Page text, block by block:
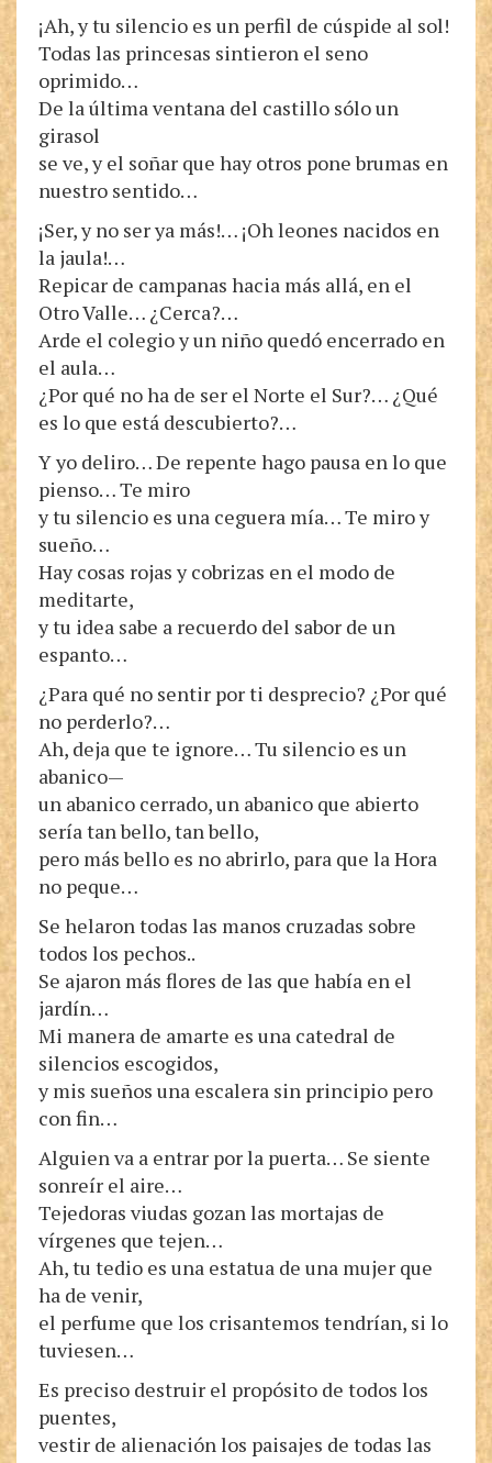
¡Ah, y tu silencio es un perfil de cúspide al sol!
Todas las princesas sintieron el seno
oprimido…
De la última ventana del castillo sólo un
girasol
se ve, y el soñar que hay otros pone brumas en
nuestro sentido…
¡Ser, y no ser ya más!… ¡Oh leones nacidos en
la jaula!…
Repicar de campanas hacia más allá, en el
Otro Valle… ¿Cerca?…
Arde el colegio y un niño quedó encerrado en
el aula…
¿Por qué no ha de ser el Norte el Sur?… ¿Qué
es lo que está descubierto?…
Y yo deliro… De repente hago pausa en lo que
pienso… Te miro
y tu silencio es una ceguera mía… Te miro y
sueño…
Hay cosas rojas y cobrizas en el modo de
meditarte,
y tu idea sabe a recuerdo del sabor de un
espanto…
¿Para qué no sentir por ti desprecio? ¿Por qué
no perderlo?…
Ah, deja que te ignore… Tu silencio es un
abanico—
un abanico cerrado, un abanico que abierto
sería tan bello, tan bello,
pero más bello es no abrirlo, para que la Hora
no peque…
Se helaron todas las manos cruzadas sobre
todos los pechos..
Se ajaron más flores de las que había en el
jardín…
Mi manera de amarte es una catedral de
silencios escogidos,
y mis sueños una escalera sin principio pero
con fin…
Alguien va a entrar por la puerta… Se siente
sonreír el aire…
Tejedoras viudas gozan las mortajas de
vírgenes que tejen…
Ah, tu tedio es una estatua de una mujer que
ha de venir,
el perfume que los crisantemos tendrían, si lo
tuviesen…
Es preciso destruir el propósito de todos los
puentes,
vestir de alienación los paisajes de todas las